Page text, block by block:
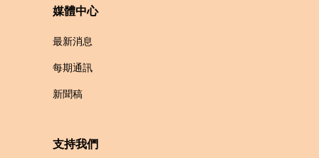
媒體中心
最新消息
每期通訊
新聞稿
支持我們